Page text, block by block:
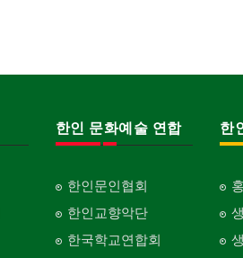
한인 문화예술 연합
한인문인협회
한인교향악단
한국학교연합회
한